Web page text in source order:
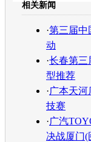
相关新闻
·第三届中
动
·长春第三
型推荐
·广本天
技赛
·广汽
决战厦门(